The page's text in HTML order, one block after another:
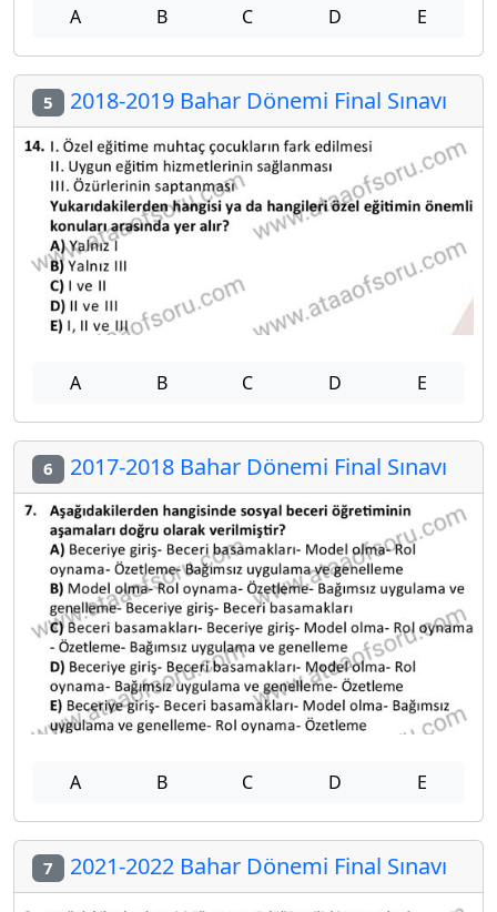
A B C D E
5 2018-2019 Bahar Dönemi Final Sınavı
A B C D E
6 2017-2018 Bahar Dönemi Final Sınavı
A B C D E
7 2021-2022 Bahar Dönemi Final Sınavı